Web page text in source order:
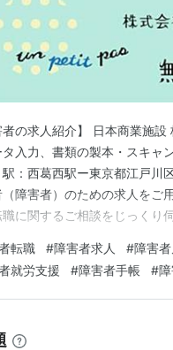
の独自の判断で
知は
地方自治法
って名称や障害認定の
の判断で
手帳案
はその関係者によって発
者の求人紹介】 日本商業施
タ入力、書類の製本・スキャ
：西葛西駅ー東京都江戸川
（障害者）のための求人をご
に関するご相談をじっくり
転職 #障害者求人 #障害
就労支援 #障害者手帳 #